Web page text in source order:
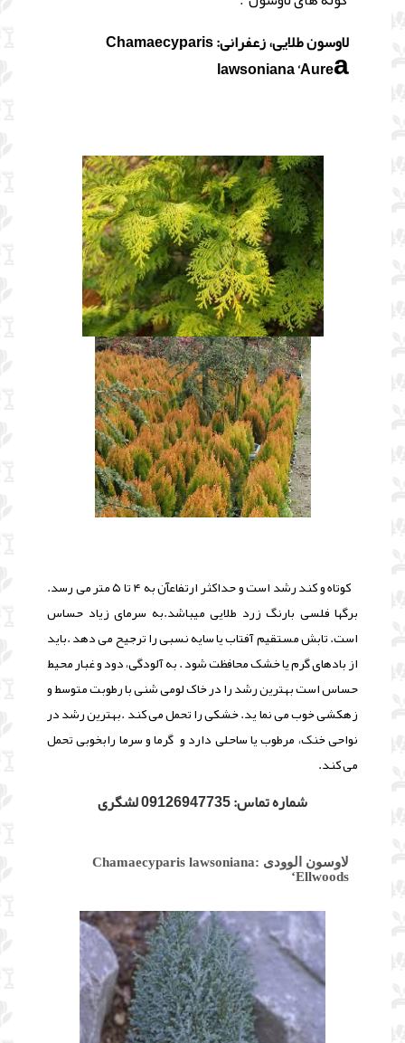
لاوسون طلایی، زعفرانی: Chamaecyparis
lawsoniana ‘Aurea
کوتاه و کند رشد است و حداکثر ارتفاعآن به ۴ تا ۵ متر می رسد.
برگها فلسی بارنگ زرد طلایی میباشد.به سرمای زیاد حساس
است. تابش مستقیم آفتاب یا سایه نسبی را ترجیح می دهد .باید
از بادهای گرم یا خشک محافظت شود . به آلودگی، دود و غبار محیط
حساس استبهترین رشد را در خاک لومی شنی با رطوبت متوسط و
زهکشی خوب می نما ید. خشکی را تحمل می کند .بهترین رشد در
نواحی خنک، مرطوب یا ساحلی دارد و گرما و سرما رابخوبی تحمل
می کند.
شماره تماس: 09126947735 لشگری
لاوسون الوودی :Chamaecyparis lawsoniana
‘Ellwoods